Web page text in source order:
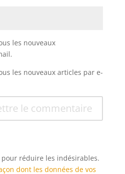
les nouveaux
les nouveaux articles par e-
le commentaire
réduire les indésirables.
dont les données de vos